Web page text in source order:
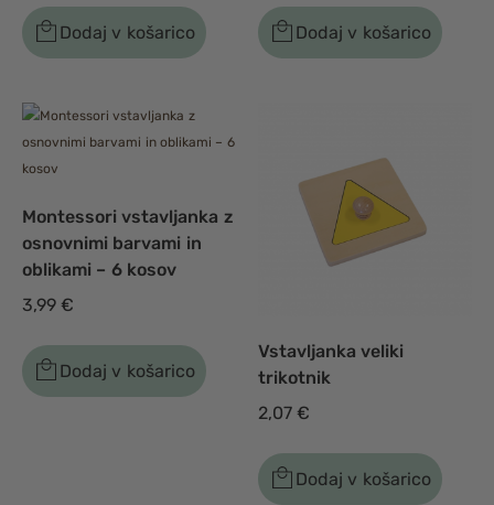
Dodaj v košarico Dodaj v košarico
Montessori vstavljanka z
osnovnimi barvami in
oblikami – 6 kosov
3,99€
Dodaj v košarico
Vstavljanka veliki
trikotnik
2,07€
Dodaj v košarico